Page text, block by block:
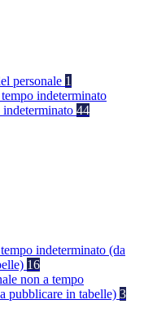
personale 1
indeterminato
indeterminato 44
indeterminato (da
16
non a tempo
pubblicare in tabelle) 3